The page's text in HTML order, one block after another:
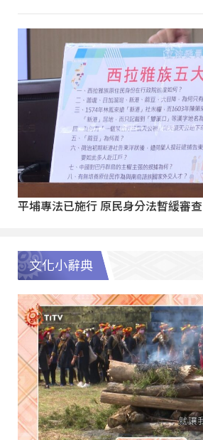
平埔專法已施行 原民身分法暫緩審查
文化小辭典